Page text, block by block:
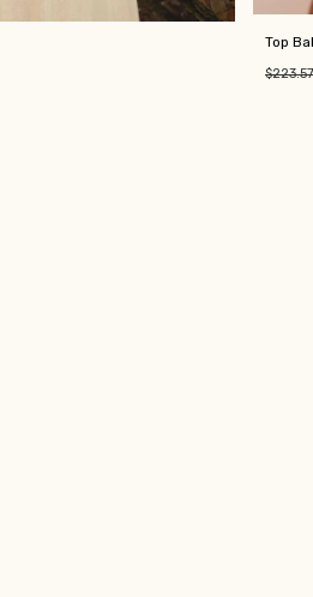
Top